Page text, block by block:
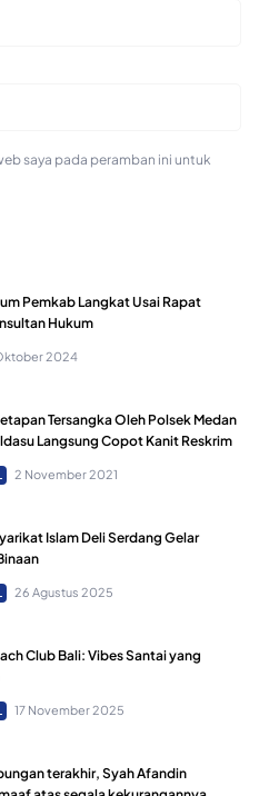
saya pada peramban ini untuk
Pemkab Langkat Usai Rapat
Hukum
2024
Tersangka Oleh Polsek Medan
Langsung Copot Kanit Reskrim
2 November 2021
Islam Deli Serdang Gelar
26 Agustus 2025
Club Bali: Vibes Santai yang
17 November 2025
terakhir, Syah Afandin